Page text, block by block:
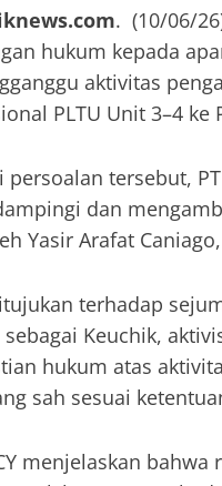
. (10/06/
hukum kepada
aktivitas
PLTU Unit 3–4 ke
tersebut,
dan
Yasir Arafat
terhadap
Keuchik,
hukum atas
sah sesuai
menjelaskan